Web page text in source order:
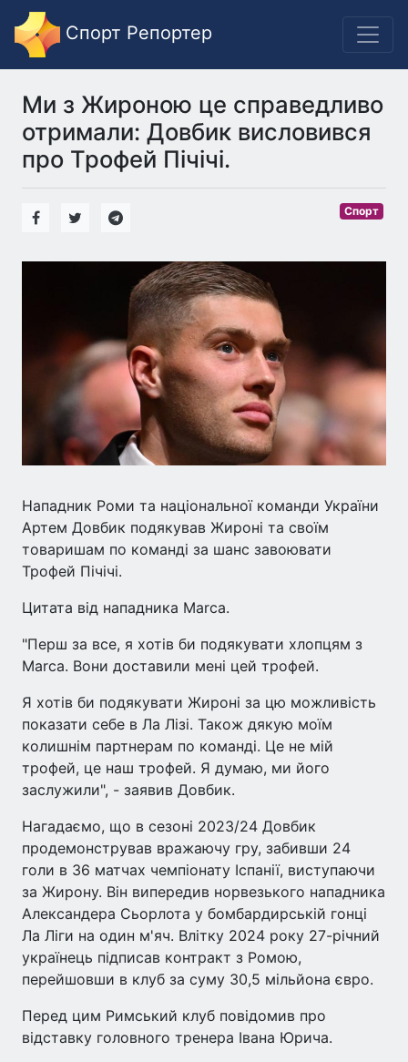
Спорт Репортер
Ми з Жироною це справедливо
отримали: Довбик висловився
про Трофей Пічічі.
Спорт
Нападник Роми та національної команди України
Артем Довбик подякував Жироні та своїм
товаришам по команді за шанс завоювати
Трофей Пічічі.
Цитата від нападника Marca.
"Перш за все, я хотів би подякувати хлопцям з
Marca. Вони доставили мені цей трофей.
Я хотів би подякувати Жироні за цю можливість
показати себе в Ла Лізі. Також дякую моїм
колишнім партнерам по команді. Це не мій
трофей, це наш трофей. Я думаю, ми його
заслужили", - заявив Довбик.
Нагадаємо, що в сезоні 2023/24 Довбик
продемонстрував вражаючу гру, забивши 24
голи в 36 матчах чемпіонату Іспанії, виступаючи
за Жирону. Він випередив норвезького нападника
Александера Сьорлота у бомбардирській гонці
Ла Ліги на один м'яч. Влітку 2024 року 27-річний
українець підписав контракт з Ромою,
перейшовши в клуб за суму 30,5 мільйона євро.
Перед цим Римський клуб повідомив про
відставку головного тренера Івана Юрича.